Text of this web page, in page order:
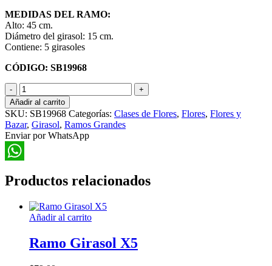
MEDIDAS DEL RAMO:
Alto: 45 cm.
Diámetro del girasol: 15 cm.
Contiene: 5 girasoles
CÓDIGO: SB19968
Ramo
Girasol
Grande
cantidad
Añadir al carrito
SKU: SB19968 Categorías: Clases de Flores, Flores, Flores y
Bazar, Girasol, Ramos Grandes
Enviar por WhatsApp
Productos relacionados
Añadir al carrito
Ramo Girasol X5